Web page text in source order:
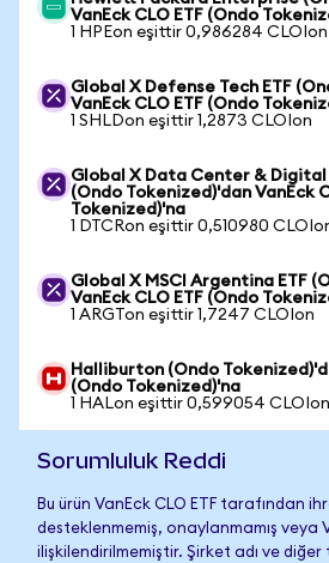
VanEck CLO ETF (Ondo
1 HPEon eşittir 0,986284 CLOIon
Global X Defense Tech ETF
VanEck CLO ETF (Ondo
1 SHLDon eşittir 1,2873 CLOIon
Global X Data Center &
(Ondo Tokenized)'dan VanEck
Tokenized)'na
1 DTCRon eşittir 0,510980
Global X MSCI Argentina ETF
VanEck CLO ETF (Ondo
1 ARGTon eşittir 1,7247 CLOIon
Halliburton (Ondo
(Ondo Tokenized)'na
1 HALon eşittir 0,599054 CLOIon
Sorumluluk Reddi
Bu ürün VanEck CLO ETF tarafından
desteklenmemiş, onaylanmamış veya
ilişkilendirilmemiştir. Şirket adı ve